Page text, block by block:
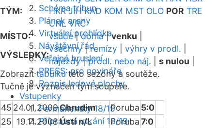
Schéma tribun
Plánek areny
Virtuální prohlídka
Návštěvní řád
Veřejné bruslení
PRESS: pro novináře
Rozpis ledové plochy
Vstupenky
Permanentky 18/19
Přípravná utkání 18/19
TÝM:
HKR JIH KAD KOM MST OLO POR TRE
UNL VRC
MÍSTO:
všude|doma|venku
VÝSLEDKY:
všechny|remízy výhry v prodl.
nájezdy|prodl. nebo náj. s nulou
Zobrazittabulkutéto sezóny a soutěže.
Tučně je vyznačen tým soupeře.
45 24.01.2009Chrudim Poruba 5:0
25 19.11.2008Ústí n/L Poruba7:0